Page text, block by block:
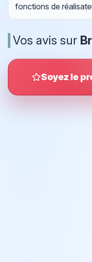
fonctions de
Vos avis sur
Soyez le